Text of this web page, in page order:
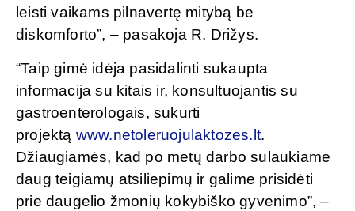
leisti vaikams pilnavertę mitybą be
diskomforto”, – pasakoja R. Drižys.
“Taip gimė idėja pasidalinti sukaupta
informacija su kitais ir, konsultuojantis su
gastroenterologais, sukurti
projektą www.netoleruojulaktozes.lt.
Džiaugiamės, kad po metų darbo sulaukiame
daug teigiamų atsiliepimų ir galime prisidėti
prie daugelio žmonių kokybiško gyvenimo”, –